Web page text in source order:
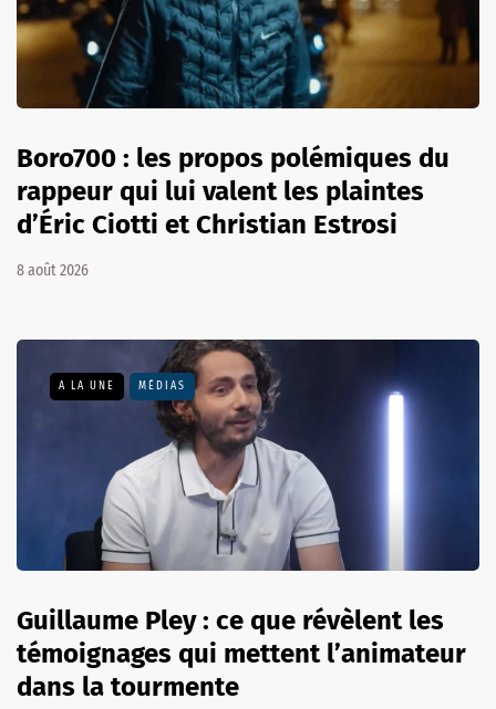
Boro700 : les propos polémiques du
rappeur qui lui valent les plaintes
d’Éric Ciotti et Christian Estrosi
8 août 2026
A LA UNE MÉDIAS
Guillaume Pley : ce que révèlent les
témoignages qui mettent l’animateur
dans la tourmente